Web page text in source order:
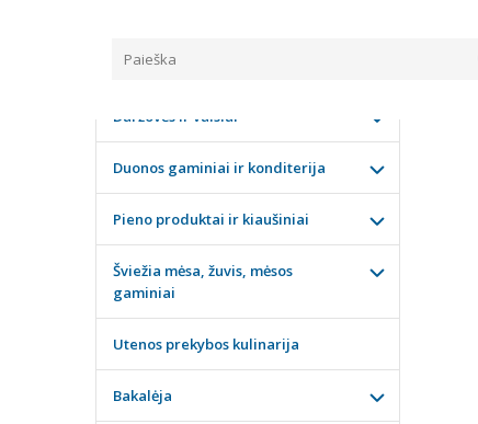
KATEGORIJOS
Daržovės ir vaisiai
Duonos gaminiai ir konditerija
Pieno produktai ir kiaušiniai
Šviežia mėsa, žuvis, mėsos
gaminiai
Utenos prekybos kulinarija
Bakalėja